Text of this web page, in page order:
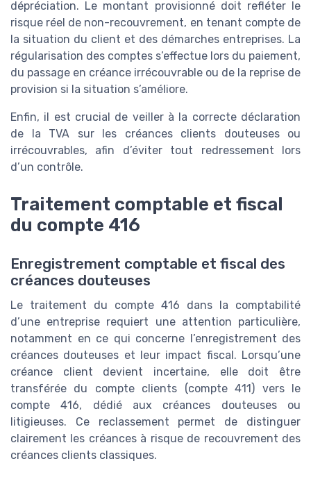
dépréciation. Le montant provisionné doit refléter le
risque réel de non-recouvrement, en tenant compte de
la situation du client et des démarches entreprises. La
régularisation des comptes s’effectue lors du paiement,
du passage en créance irrécouvrable ou de la reprise de
provision si la situation s’améliore.
Enfin, il est crucial de veiller à la correcte déclaration
de la TVA sur les créances clients douteuses ou
irrécouvrables, afin d’éviter tout redressement lors
d’un contrôle.
Traitement comptable et fiscal
du compte 416
Enregistrement comptable et fiscal des
créances douteuses
Le traitement du compte 416 dans la comptabilité
d’une entreprise requiert une attention particulière,
notamment en ce qui concerne l’enregistrement des
créances douteuses et leur impact fiscal. Lorsqu’une
créance client devient incertaine, elle doit être
transférée du compte clients (compte 411) vers le
compte 416, dédié aux créances douteuses ou
litigieuses. Ce reclassement permet de distinguer
clairement les créances à risque de recouvrement des
créances clients classiques.